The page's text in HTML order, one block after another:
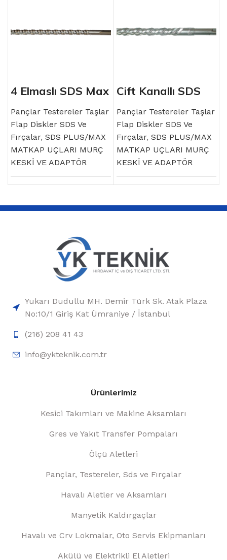
4 Elmaslı SDS Max
Matkap Ucu
Pançlar Testereler Taşlar
Flap Diskler SDS Ve
Fırçalar, SDS PLUS/MAX
MATKAP UÇLARI MURÇ
KESKİ VE ADAPTÖR
Çift Kanallı SDS
Plus Matkap Ucu
Pançlar Testereler Taşlar
Flap Diskler SDS Ve
Fırçalar, SDS PLUS/MAX
MATKAP UÇLARI MURÇ
KESKİ VE ADAPTÖR
Yukarı Dudullu MH. Demir Türk Sk. Atak Plaza
No:10/1 Giriş Kat Ümraniye / İstanbul
(216) 208 41 43
info@ykteknik.com.tr
Ürünlerimiz
Kesici Takımları ve Makine Aksamları
Gres ve Yakıt Transfer Pompaları
Ölçü Aletleri
Pançlar, Testereler, Sds ve Fırçalar
Havalı Aletler ve Aksamları
Manyetik Kaldırgaçlar
Havalı ve Crv Lokmalar, Oto Servis Ekipmanları
Akülü ve Elektrikli El Aletleri